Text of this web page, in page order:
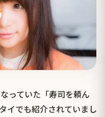
っていた「寿司を頼ん
イでも紹介されていまし